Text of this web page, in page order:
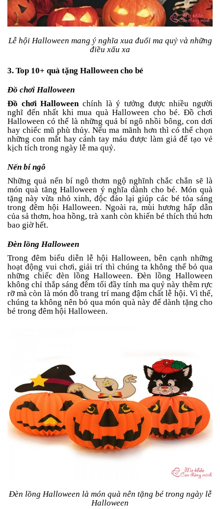
Lễ hội Halloween mang ý nghĩa xua đuổi ma quỷ và những
điều xấu xa
3. Top 10+ quà tặng Halloween cho bé
Đồ chơi Halloween
Đồ chơi Halloweenchính là ý tưởng được nhiều người
nghĩ đến nhất khi mua quà Halloween cho bé. Đồ chơi
Halloween có thể là những quả bí ngô nhồi bông, con dơi
hay chiếc mũ phù thủy. Nếu ma mãnh hơn thì có thể chọn
những con mắt hay cánh tay máu được làm giả để tạo vẻ
kịch tích trong ngày lễ ma quỷ.
Nến bí ngô
Những quả nến bí ngô thơm ngộ nghĩnh chắc chắn sẽ là
món quà tăng Halloween ý nghĩa dành cho bé. Món quà
tặng này vừa nhỏ xinh, độc đáo lại giúp các bé tỏa sáng
trong đêm hội Halloween. Ngoài ra, mùi hương hấp dẫn
của sả thơm, hoa hồng, trà xanh còn khiến bé thích thú hơn
bao giờ hết.
Đèn lồng Halloween
Trong đêm biểu diễn lễ hội Halloween, bên cạnh những
hoạt động vui chơi, giải trí thì chúng ta không thể bỏ qua
những chiếc đèn lồng Halloween. Đèn lồng Halloween
không chỉ thắp sáng đêm tối đầy tính ma quỷ này thêm rực
rỡ mà còn là món đồ trang trí mang đậm chất lễ hội. Vì thế,
chúng ta không nên bỏ qua món quà này để dành tặng cho
bé trong đêm hội Halloween.
Đèn lồng Halloween là món quà nên tặng bé trong ngày lễ
Halloween